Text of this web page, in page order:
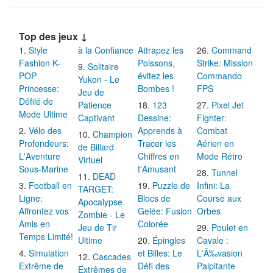
Top des jeux ↓
Style
Fashion K-
POP
Princesse:
Défilé de
Mode Ultime
Vélo des
Profondeurs:
L'Aventure
Sous-Marine
Football en
Ligne:
Affrontez vos
Amis en
Temps Limité!
Simulation
Extrême de
à la Confiance
Solitaire
Yukon - Le
Jeu de
Patience
Captivant
Champion
de Billard
Virtuel
DEAD
TARGET:
Apocalypse
Zombie - Le
Jeu de Tir
Ultime
Cascades
Extrêmes de
Attrapez les
Poissons,
évitez les
Bombes !
123
Dessine:
Apprends à
Tracer les
Chiffres en
t'Amusant
Puzzle de
Blocs de
Gelée: Fusion
Colorée
Épingles
et Billes: Le
Défi des
Command
Strike: Mission
Commando
FPS
Pixel Jet
Fighter:
Combat
Aérien en
Mode Rétro
Tunnel
Infini: La
Course aux
Orbes
Poulet en
Cavale :
L'Ã‰vasion
Palpitante